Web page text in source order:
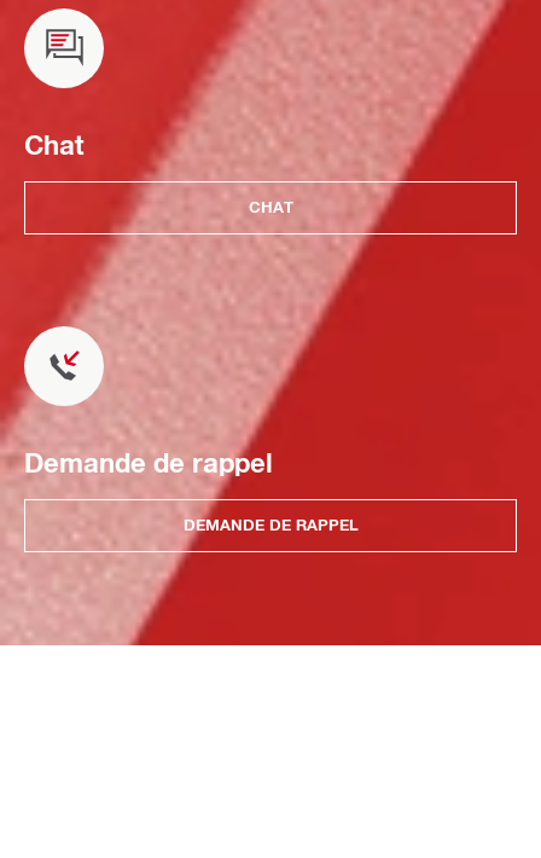
Chat
CHAT
Demande de rappel
DEMANDE DE RAPPEL